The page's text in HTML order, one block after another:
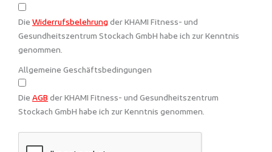
Die Widerrufsbelehrung der KHAMI Fitness- und
Gesundheitszentrum Stockach GmbH habe ich zur Kenntnis
genommen.
Allgemeine Geschäftsbedingungen
Die AGB der KHAMI Fitness- und Gesundheitszentrum
Stockach GmbH habe ich zur Kenntnis genommen.